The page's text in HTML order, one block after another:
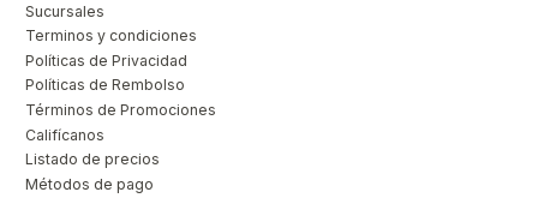
Sucursales
Terminos y condiciones
Políticas de Privacidad
Políticas de Rembolso
Términos de Promociones
Califícanos
Listado de precios
Métodos de pago